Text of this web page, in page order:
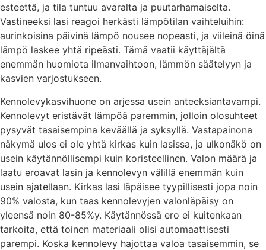
esteettä, ja tila tuntuu avaralta ja puutarhamaiselta.
Vastineeksi lasi reagoi herkästi lämpötilan vaihteluihin:
aurinkoisina päivinä lämpö nousee nopeasti, ja viileinä öinä
lämpö laskee yhtä ripeästi. Tämä vaatii käyttäjältä
enemmän huomiota ilmanvaihtoon, lämmön säätelyyn ja
kasvien varjostukseen.
Kennolevykasvihuone on arjessa usein anteeksiantavampi.
Kennolevyt eristävät lämpöä paremmin, jolloin olosuhteet
pysyvät tasaisempina keväällä ja syksyllä. Vastapainona
näkymä ulos ei ole yhtä kirkas kuin lasissa, ja ulkonäkö on
usein käytännöllisempi kuin koristeellinen. Valon määrä ja
laatu eroavat lasin ja kennolevyn välillä enemmän kuin
usein ajatellaan. Kirkas lasi läpäisee tyypillisesti jopa noin
90% valosta, kun taas kennolevyjen valonläpäisy on
yleensä noin 80-85%y. Käytännössä ero ei kuitenkaan
tarkoita, että toinen materiaali olisi automaattisesti
parempi. Koska kennolevy hajottaa valoa tasaisemmin, se